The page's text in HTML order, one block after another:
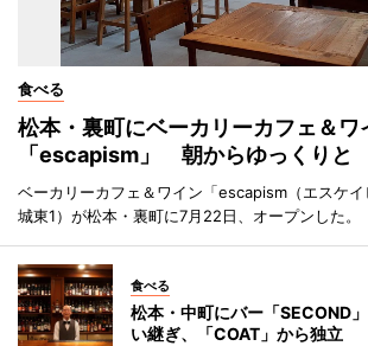
食べる
松本・裏町にベーカリーカフェ＆ワ
「escapism」 朝からゆっくりと
ベーカリーカフェ＆ワイン「escapism（エスケ
城東1）が松本・裏町に7月22日、オープンした。
食べる
松本・中町にバー「SECOND
い継ぎ、「COAT」から独立